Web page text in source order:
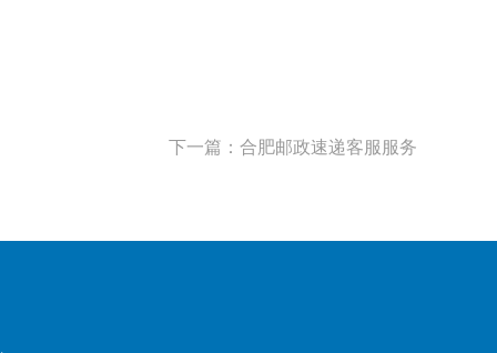
下一篇：合肥邮政速递客服服务